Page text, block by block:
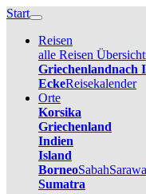
Start
Reisen
alle Reisen Übersicht
Griechenlandnach
EckeReisekalender
Orte
Korsika
Griechenland
Indien
Island
BorneoSabah
Sumatra